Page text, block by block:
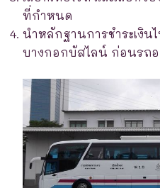
ที่กำหนด
นำหลักฐานการชำระเงิน
บางกอกบัสไลน์ ก่อนรถ